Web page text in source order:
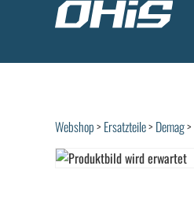
Webshop> Ersatzteile> Demag>